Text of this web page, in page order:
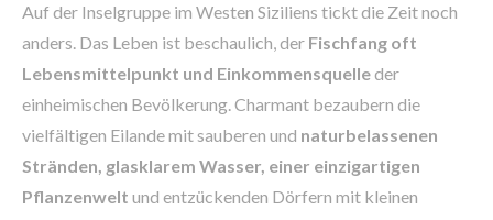
Auf der Inselgruppe im Westen Siziliens tickt die Zeit noch
anders. Das Leben ist beschaulich, der Fischfang oft
Lebensmittelpunkt und Einkommensquelleder
einheimischen Bevölkerung. Charmant bezaubern die
vielfältigen Eilande mit sauberen und naturbelassenen
Stränden, glasklarem Wasser, einer einzigartigen
Pflanzenwelt und entzückenden Dörfern mit kleinen